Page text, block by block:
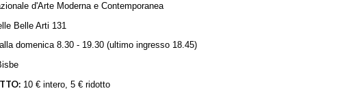
d'Arte Moderna e Contemporanea
Belle Arti 131
domenica 8.30 - 19.30 (ultimo ingresso 18.45)
10 € intero, 5 € ridotto